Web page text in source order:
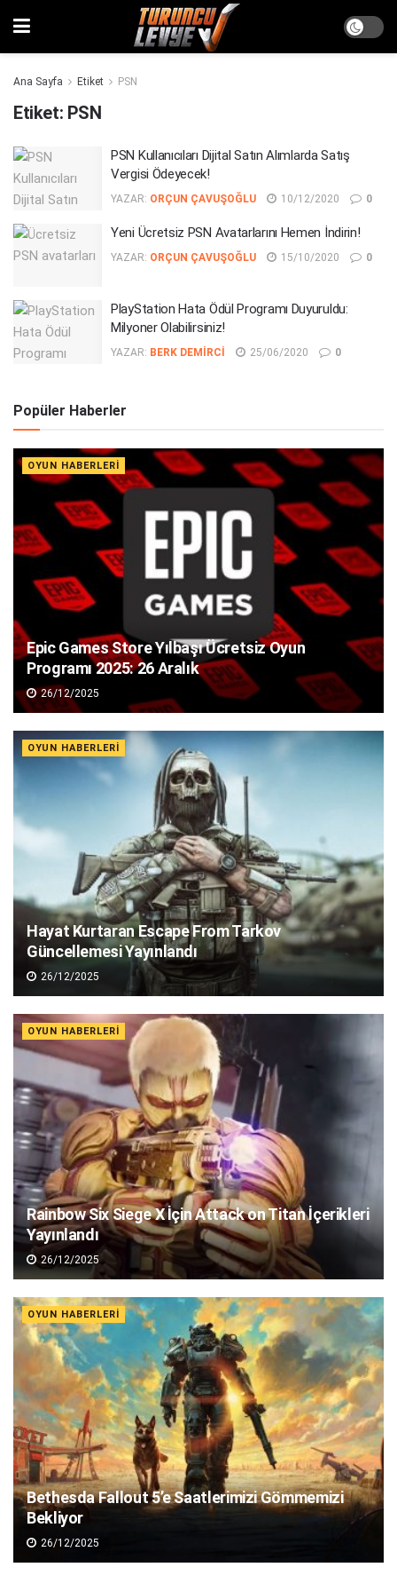
Ana Sayfa Etiket PSN
Etiket: PSN
PSN Kullanıcıları Dijital Satın Alımlarda Satış
Vergisi Ödeyecek!
YAZAR: ORÇUN ÇAVUŞOĞLU 10/12/2020 0
Yeni Ücretsiz PSN Avatarlarını Hemen İndirin!
YAZAR: ORÇUN ÇAVUŞOĞLU 15/10/2020 0
PlayStation Hata Ödül Programı Duyuruldu:
Milyoner Olabilirsiniz!
YAZAR: BERK DEMIRCI 25/06/2020 0
Popüler Haberler
OYUN HABERLERI
Epic Games Store Yılbaşı Ücretsiz Oyun
Programı 2025: 26 Aralık
26/12/2025
OYUN HABERLERI
Hayat Kurtaran Escape From Tarkov
Güncellemesi Yayınlandı
26/12/2025
OYUN HABERLERI
Rainbow Six Siege X İçin Attack on Titan İçerikleri
Yayınlandı
26/12/2025
OYUN HABERLERI
Bethesda Fallout 5’e Saatlerimizi Gömmemizi
Bekliyor
26/12/2025